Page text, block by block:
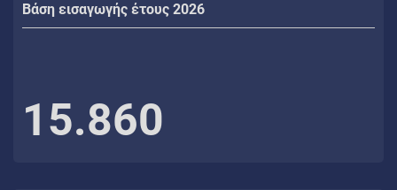
Βάση εισαγωγής έτους 2026
15.860